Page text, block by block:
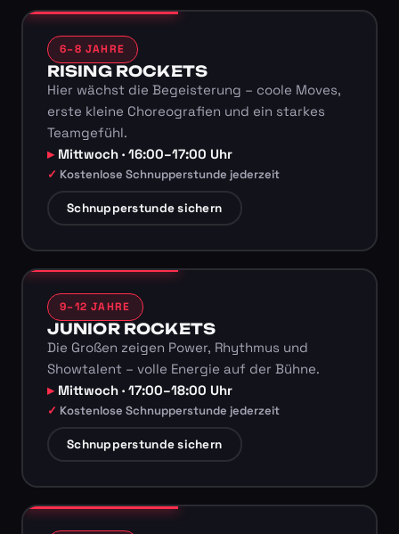
6–8 JAHRE
RISING ROCKETS
Hier wächst die Begeisterung – coole Moves,
erste kleine Choreografien und ein starkes
Teamgefühl.
Mittwoch · 16:00–17:00 Uhr
Kostenlose Schnupperstunde jederzeit
Schnupperstunde sichern
9–12 JAHRE
JUNIOR ROCKETS
Die Großen zeigen Power, Rhythmus und
Showtalent – volle Energie auf der Bühne.
Mittwoch · 17:00–18:00 Uhr
Kostenlose Schnupperstunde jederzeit
Schnupperstunde sichern